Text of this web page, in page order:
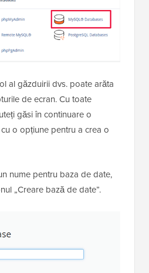
al găzduirii dvs. poate arăta
de ecran. Cu toate
găsi în continuare o
o opțiune pentru a crea o
nume pentru baza de date,
„Creare bază de date”.